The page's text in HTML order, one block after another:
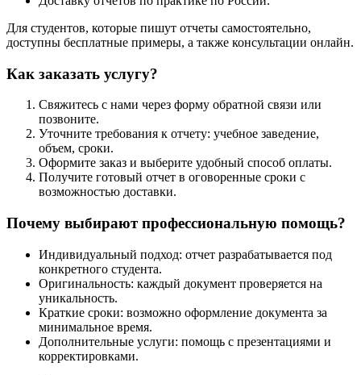
Для студентов, которые пишут отчеты самостоятельно,
доступны бесплатные примеры, а также консультации онлайн.
Как заказать услугу?
Свяжитесь с нами через форму обратной связи или
позвоните.
Уточните требования к отчету: учебное заведение,
объем, сроки.
Оформите заказ и выберите удобный способ оплаты.
Получите готовый отчет в оговоренные сроки с
возможностью доставки.
Почему выбирают профессиональную помощь?
Индивидуальный подход: отчет разрабатывается под
конкретного студента.
Оригинальность: каждый документ проверяется на
уникальность.
Краткие сроки: возможно оформление документа за
минимальное время.
Дополнительные услуги: помощь с презентациями и
корректировками.